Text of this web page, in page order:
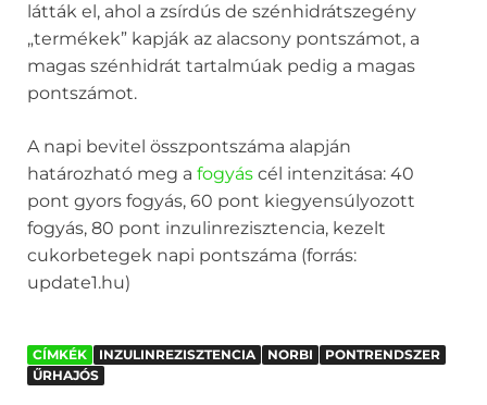
látták el, ahol a zsírdús de szénhidrátszegény
„termékek” kapják az alacsony pontszámot, a
magas szénhidrát tartalmúak pedig a magas
pontszámot.
A napi bevitel összpontszáma alapján
határozható meg a fogyás cél intenzitása: 40
pont gyors fogyás, 60 pont kiegyensúlyozott
fogyás, 80 pont inzulinrezisztencia, kezelt
cukorbetegek napi pontszáma (forrás:
update1.hu)
CÍMKÉK INZULINREZISZTENCIA NORBI
PONTRENDSZER
ŰRHAJÓS